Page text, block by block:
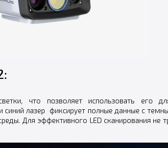
что позволяет использовать его
синий лазер фиксирует полные данные с
Для эффективного LED сканирования не